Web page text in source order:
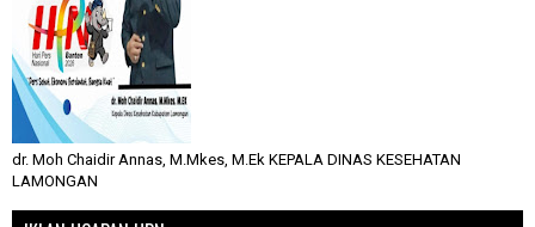
dr. Moh Chaidir Annas, M.Mkes, M.Ek KEPALA DINAS KESEHATAN
LAMONGAN